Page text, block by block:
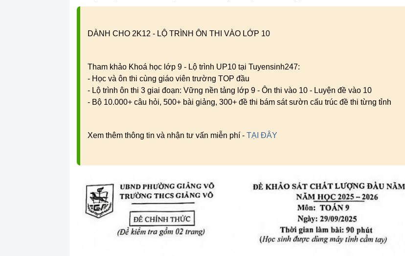
DÀNH CHO 2K12 - LỘ TRÌNH ÔN THI VÀO LỚP 10
Tham khảo Khoá học lớp 9 - Lộ trình UP10 tại Tuyensinh247:
- Học và ôn thi cùng giáo viên trường TOP đầu
- Lộ trình ôn thi 3 giai đoạn: Vững nền tảng lớp 9 - Ôn thi vào 10 - Luyện đề vào 10
- Bộ 10.000+ câu hỏi, 500+ bài giảng, 300+ đề thi bám sát sườn cấu trúc đề thi từng tỉnh
Xem thêm thông tin và nhận tư vấn miễn phí - TẠI ĐÂY